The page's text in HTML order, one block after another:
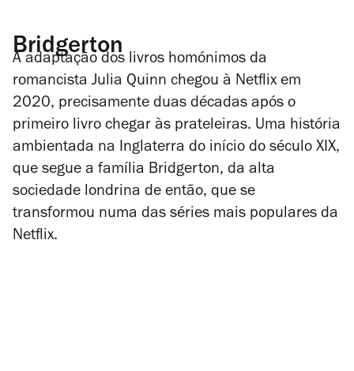
Bridgerton
A adaptação dos livros homónimos da
romancista Julia Quinn chegou à Netflix em
2020, precisamente duas décadas após o
primeiro livro chegar às prateleiras. Uma história
ambientada na Inglaterra do início do século XIX,
que segue a família Bridgerton, da alta
sociedade londrina de então, que se
transformou numa das séries mais populares da
Netflix.